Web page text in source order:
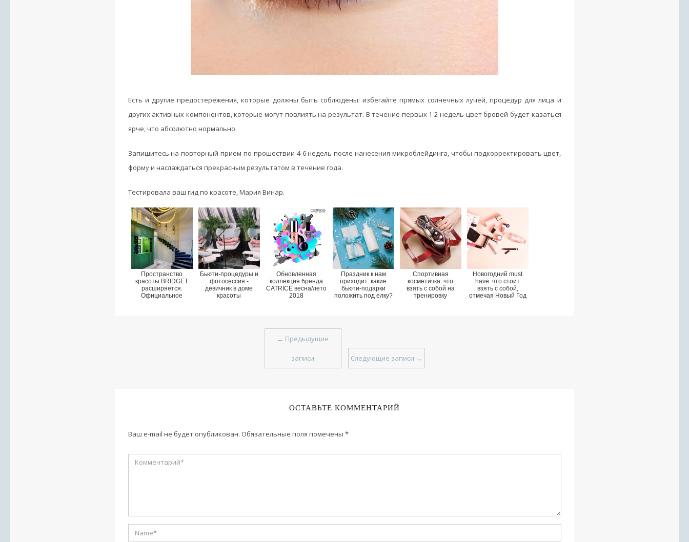
Есть и другие предостережения, которые должны быть соблюдены: избегайте прямых солнечных лучей, процедур для лица и
других активных компонентов, которые могут повлиять на результат. В течение первых 1-2 недель цвет бровей будет казаться
ярче, что абсолютно нормально.
Запишитесь на повторный прием по прошествии 4-6 недель после нанесения микроблейдинга, чтобы подкорректировать цвет,
форму и наслаждаться прекрасным результатом в течение года.
Тестировала ваш гид по красоте, Мария Винар.
Пространство
красоты BRIDGET
расширяется.
Официальное
Бьюти-процедуры и
фотосессия -
девичник в доме
красоты
Обновленная
коллекция бренда
CATRICE весна/лето
2018
Праздник к нам
приходит: какие
бьюти-подарки
положить под елку?
Спортивная
косметичка: что
взять с собой на
тренировку
Новогодний must
have: что стоит
взять с собой,
отмечая Новый Год
← Предыдущие
записи Следующие записи →
ОСТАВЬТЕ КОММЕНТАРИЙ
Ваш e-mail не будет опубликован. Обязательные поля помечены *